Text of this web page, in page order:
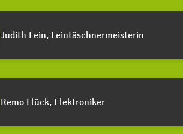
Judith Lein, Feintäschnermeisterin
Remo Flück, Elektroniker